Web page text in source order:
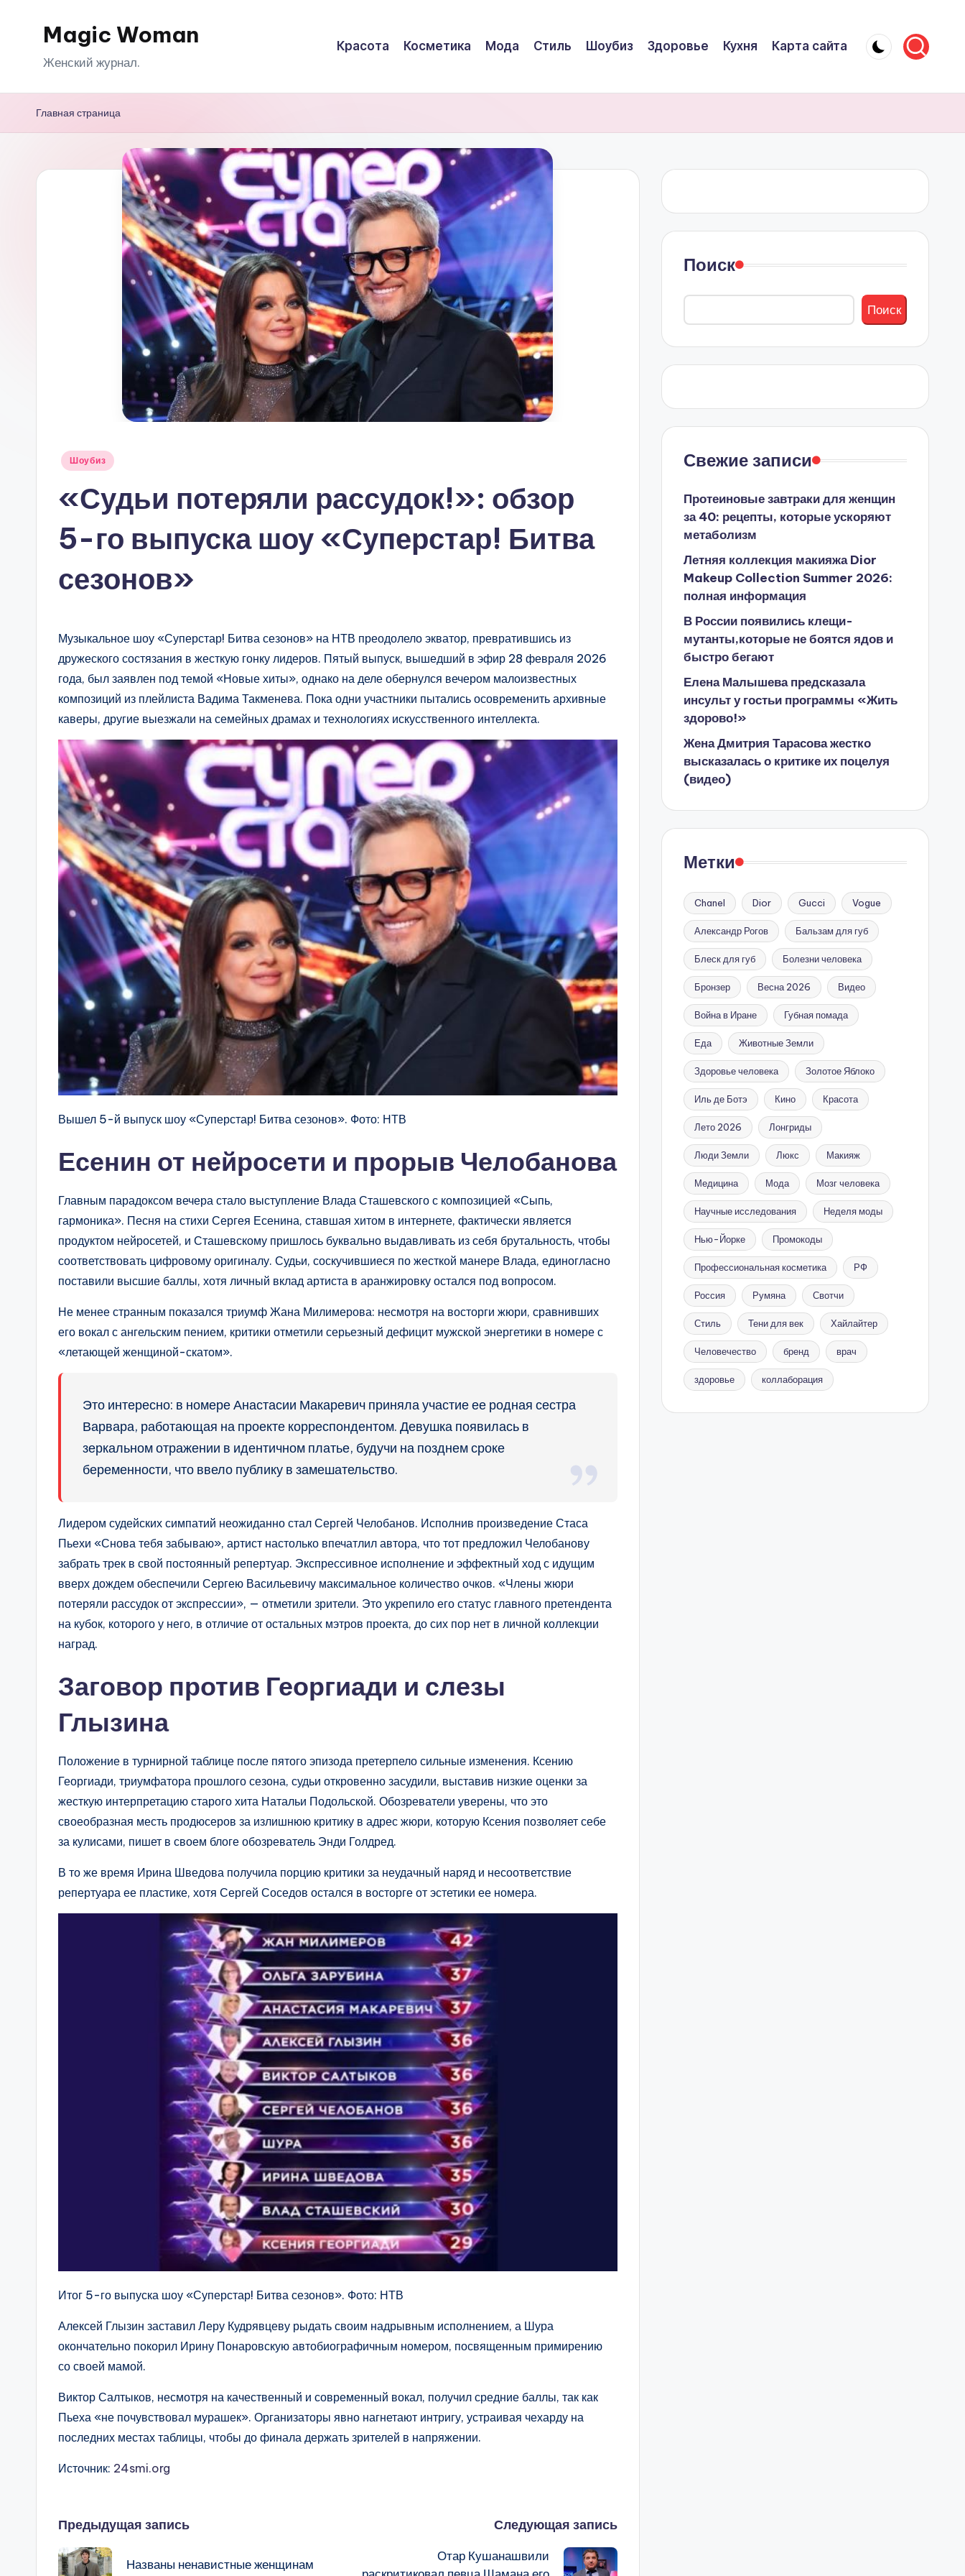
Magic Woman
Женский журнал.
Красота Косметика Мода Стиль Шоубиз Здоровье Кухня Карта сайта
Главная страница
Опубликовано
Шоубиз
«Судьи потеряли рассудок!»: обзор
5-го выпуска шоу «Суперстар! Битва
сезонов»
Музыкальное шоу «Суперстар! Битва сезонов» на НТВ преодолело экватор, превратившись из
дружеского состязания в жесткую гонку лидеров. Пятый выпуск, вышедший в эфир 28 февраля 2026
года, был заявлен под темой «Новые хиты», однако на деле обернулся вечером малоизвестных
композиций из плейлиста Вадима Такменева. Пока одни участники пытались осовременить архивные
каверы, другие выезжали на семейных драмах и технологиях искусственного интеллекта.
Вышел 5-й выпуск шоу «Суперстар! Битва сезонов». Фото: НТВ
Есенин от нейросети и прорыв Челобанова
Главным парадоксом вечера стало выступление Влада Сташевского с композицией «Сыпь,
гармоника». Песня на стихи Сергея Есенина, ставшая хитом в интернете, фактически является
продуктом нейросетей, и Сташевскому пришлось буквально выдавливать из себя брутальность, чтобы
соответствовать цифровому оригиналу. Судьи, соскучившиеся по жесткой манере Влада, единогласно
поставили высшие баллы, хотя личный вклад артиста в аранжировку остался под вопросом.
Не менее странным показался триумф Жана Милимерова: несмотря на восторги жюри, сравнивших
его вокал с ангельским пением, критики отметили серьезный дефицит мужской энергетики в номере с
«летающей женщиной-скатом».
Это интересно: в номере Анастасии Макаревич приняла участие ее родная сестра
Варвара, работающая на проекте корреспондентом. Девушка появилась в
зеркальном отражении в идентичном платье, будучи на позднем сроке
беременности, что ввело публику в замешательство.
Лидером судейских симпатий неожиданно стал Сергей Челобанов. Исполнив произведение Стаса
Пьехи «Снова тебя забываю», артист настолько впечатлил автора, что тот предложил Челобанову
забрать трек в свой постоянный репертуар. Экспрессивное исполнение и эффектный ход с идущим
вверх дождем обеспечили Сергею Васильевичу максимальное количество очков. «Члены жюри
потеряли рассудок от экспрессии», — отметили зрители. Это укрепило его статус главного претендента
на кубок, которого у него, в отличие от остальных мэтров проекта, до сих пор нет в личной коллекции
наград.
Заговор против Георгиади и слезы
Глызина
Положение в турнирной таблице после пятого эпизода претерпело сильные изменения. Ксению
Георгиади, триумфатора прошлого сезона, судьи откровенно засудили, выставив низкие оценки за
жесткую интерпретацию старого хита Натальи Подольской. Обозреватели уверены, что это
своеобразная месть продюсеров за излишнюю критику в адрес жюри, которую Ксения позволяет себе
за кулисами, пишет в своем блоге обозреватель Энди Голдред.
В то же время Ирина Шведова получила порцию критики за неудачный наряд и несоответствие
репертуара ее пластике, хотя Сергей Соседов остался в восторге от эстетики ее номера.
Итог 5-го выпуска шоу «Суперстар! Битва сезонов». Фото: НТВ
Алексей Глызин заставил Леру Кудрявцеву рыдать своим надрывным исполнением, а Шура
окончательно покорил Ирину Понаровскую автобиографичным номером, посвященным примирению
со своей мамой.
Виктор Салтыков, несмотря на качественный и современный вокал, получил средние баллы, так как
Пьеха «не почувствовал мурашек». Организаторы явно нагнетают интригу, устраивая чехарду на
последних местах таблицы, чтобы до финала держать зрителей в напряжении.
Источник: 24smi.org
Навигация
записи
Предыдущая запись
Названы ненавистные женщинам
Следующая запись
Отар Кушанашвили
Поиск
Поиск
Свежие записи
Протеиновые завтраки для женщин
за 40: рецепты, которые ускоряют
метаболизм
Летняя коллекция макияжа Dior
Makeup Collection Summer 2026:
полная информация
В России появились клещи-
мутанты,которые не боятся ядов и
быстро бегают
Елена Малышева предсказала
инсульт у гостьи программы «Жить
здорово!»
Жена Дмитрия Тарасова жестко
высказалась о критике их поцелуя
(видео)
Метки
Chanel Dior Gucci Vogue
Александр Рогов Бальзам для губ
Блеск для губ Болезни человека
Бронзер Весна 2026 Видео
Война в Иране Губная помада
Еда Животные Земли
Здоровье человека Золотое Яблоко
Иль де Ботэ Кино Красота
Лето 2026 Лонгриды
Люди Земли Люкс Макияж
Медицина Мода Мозг человека
Научные исследования Неделя моды
Нью-Йорке Промокоды
Профессиональная косметика РФ
Россия Румяна Свотчи
Стиль Тени для век Хайлайтер
Человечество бренд врач
здоровье коллаборация